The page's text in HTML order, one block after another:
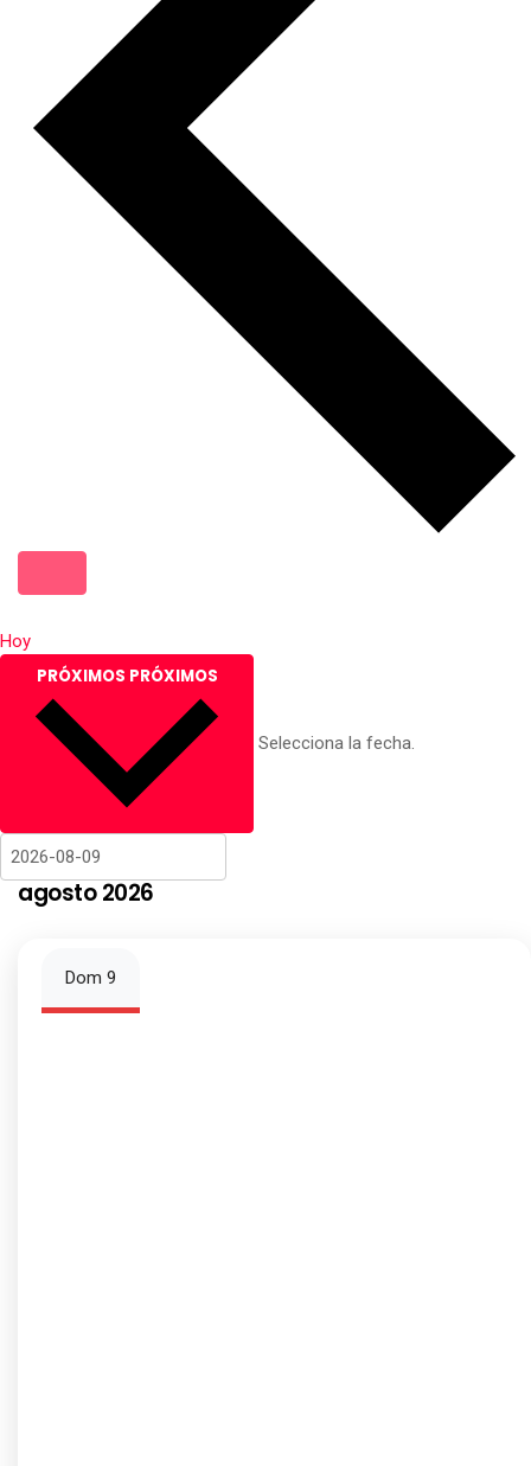
Hoy
PRÓXIMOS PRÓXIMOS
Selecciona la fecha.
agosto 2026
Dom 9